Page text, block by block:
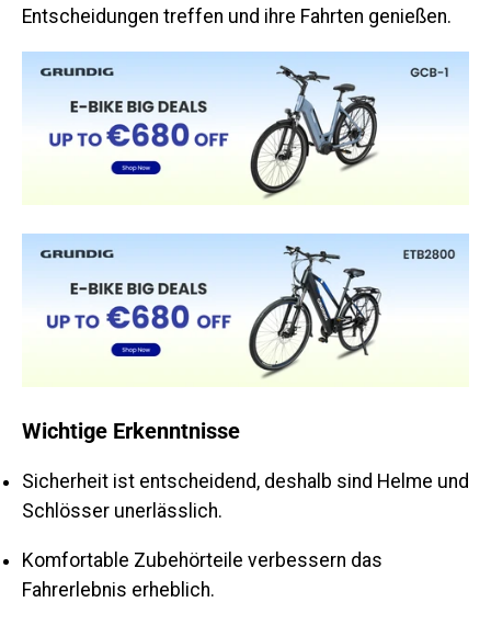
Entscheidungen treffen und ihre Fahrten genießen.
Wichtige Erkenntnisse
Sicherheit ist entscheidend, deshalb sind Helme und
Schlösser unerlässlich.
Komfortable Zubehörteile verbessern das
Fahrerlebnis erheblich.